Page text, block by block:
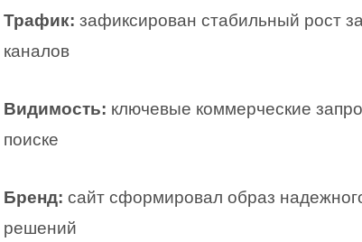
Трафик: зафиксирован стабильный рост
каналов
Видимость: ключевые коммерческие
поиске
Бренд: сайт сформировал образ
решений